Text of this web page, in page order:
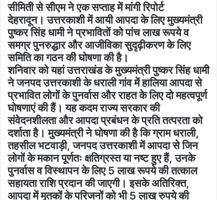
सीमिती से सीएम ने एक सप्ताह में मांगी रिपोर्ट
देहरादून। उत्तरकाशी में आयी आपदा के लिए मुख्यमंत्री
पुष्कर सिंह धामी ने प्रभावितों को पांच लाख रूपये व
समग्र पुनरुद्धार और आजीविका सुदृढ़ीकरण के लिए
समिति का गठन की घोषणा की है।
शनिवार को यहां उत्तराखंड के मुख्यमंत्री पुष्कर सिंह धामी
ने जनपद उत्तरकाशी के धराली गांव में हालिया आपदा से
प्रभावित लोगों के पुनर्वास और राहत के लिए दो महत्वपूर्ण
घोषणाएं की हैं। यह कदम राज्य सरकार की
संवेदनशीलता और आपदा प्रबंधन के प्रति तत्परता को
दर्शाता है। मुख्यमंत्री ने घोषणा की है कि ग्राम धराली,
तहसील भटवाड़ी, जनपद उत्तरकाशी में आपदा से जिन
लोगों के मकान पूर्णतः क्षतिग्रस्त या नष्ट हुए हैं, उनके
पुनर्वास व विस्थापन के लिए 5 लाख रूपये की तत्काल
सहायता राशि प्रदान की जाएगी। इसके अतिरिक्त,
आपदा में मृतकों के परिजनों को भी 5 लाख रुपये की